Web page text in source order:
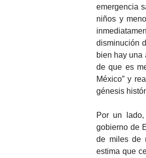
emergencia
niños y
disminución
bien hay una
de que es
México” y
génesis
Por un
gobierno de
de miles de
estima que